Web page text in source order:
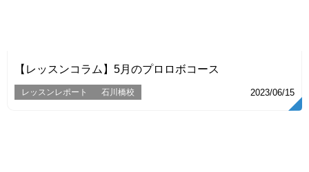
【レッスンコラム】5月のプロロボコース
レッスンレポート 石川橋校 2023/06/15